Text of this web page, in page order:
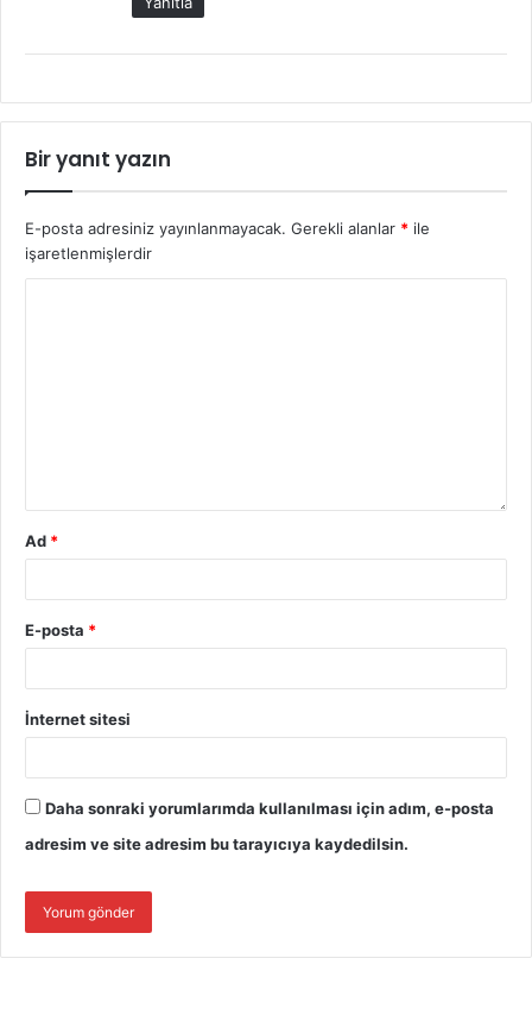
Bir yanıt yazın
E-posta adresiniz yayınlanmayacak. Gerekli alanlar * ile
işaretlenmişlerdir
Ad *
E-posta *
İnternet sitesi
Daha sonraki yorumlarımda kullanılması için adım, e-posta
adresim ve site adresim bu tarayıcıya kaydedilsin.